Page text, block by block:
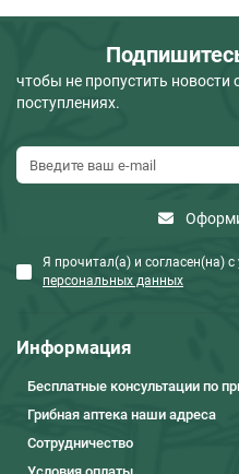
чтобы не пропустить
поступлениях.
Я прочитал(а) и согласен(на)
персональных данных
Информация
Бесплатные консультации по
Грибная аптека наши адреса
Сотрудничество